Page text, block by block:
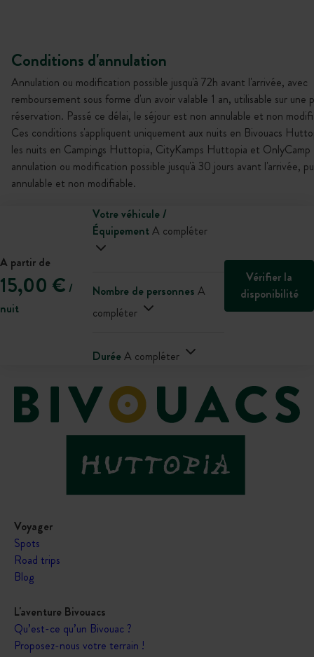
Conditions d'annulation
Annulation ou modification possible jusqu'à 72h avant l'arrivée, avec
remboursement sous forme d'un avoir valable 1 an, utilisable sur une
réservation. Passé ce délai, le séjour est non annulable et non
Ces conditions s'appliquent uniquement aux nuits en Bivouacs
les nuits en Campings Huttopia, CityKamps Huttopia et OnlyCamp
annulation ou modification possible jusqu'à 30 jours avant l'arrivée,
annulable et non modifiable.
A partir de
15,00 € /
nuit
Votre véhicule /
ÉquipementA compléter
Nombre de personnes A
compléter
DuréeA compléter
Vérifier la
disponibilité
Voyager
Spots
Road trips
Blog
L'aventure Bivouacs
Qu’est-ce qu’un Bivouac ?
Proposez-nous votre terrain !